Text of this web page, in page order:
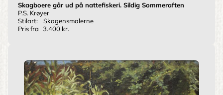
Skagboere går ud på nattefiskeri. Sildig Sommeraften
P.S. Krøyer
Stilart:
Skagensmalerne
Pris fra 3.400 kr.